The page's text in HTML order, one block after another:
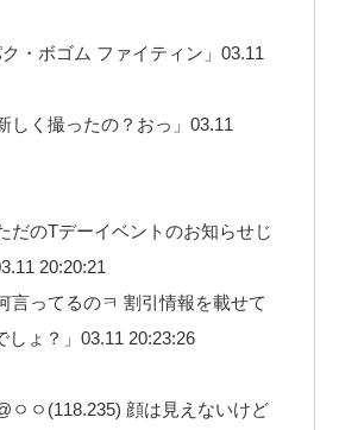
・ボゴム ファイティン」03.11
しく撮ったの？おっ」03.11
だのTデーイベントのお知らせじ
20:20:21
言ってるのㅋ 割引情報を載せて
しょ？」03.11 20:23:26
ㅇㅇ(118.235) 顔は見えないけど